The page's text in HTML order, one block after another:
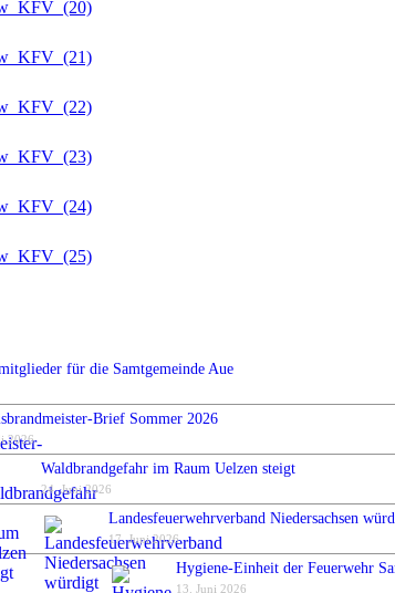
für die Samtgemeinde Aue
Brief Sommer 2026
2026
Waldbrandgefahr im Raum Uelzen steigt
24. Juni 2026
Landesfeuerwehrverband Niedersachsen
17. Juni 2026
Hygiene-Einheit der Feuerwehr
13. Juni 2026